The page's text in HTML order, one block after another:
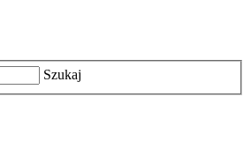
Szukaj